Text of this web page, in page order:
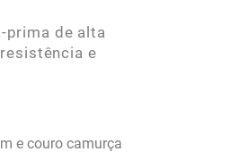
prima de alta
e
e couro camurça